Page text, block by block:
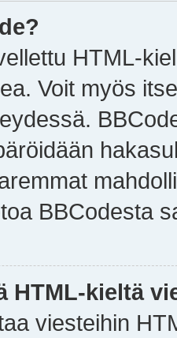
HTML-
Voit myös
BBCodesta
HTML-kieltä
viesteihin